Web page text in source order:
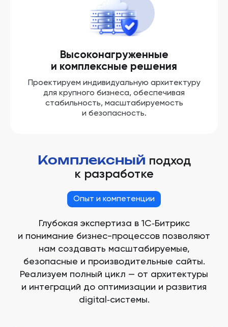
Высоконагруженные
и комплексные решения
Проектируем индивидуальную архитектуру
для крупного бизнеса, обеспечивая
стабильность, масштабируемость
и безопасность.
Комплексный подход
к разработке
Опыт и компетенции
Глубокая экспертиза в 1С‑Битрикс
и понимание бизнес-процессов позволяют
нам создавать масштабируемые,
безопасные и производительные сайты.
Реализуем полный цикл — от архитектуры
и интеграций до оптимизации и развития
digital‑системы.